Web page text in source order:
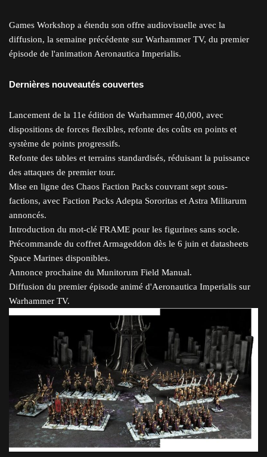
Games Workshop a étendu son offre audiovisuelle avec la
diffusion, la semaine précédente sur Warhammer TV, du premier
épisode de l'animation Aeronautica Imperialis.
Dernières nouveautés couvertes
Lancement de la 11e édition de Warhammer 40,000, avec
dispositions de forces flexibles, refonte des coûts en points et
système de points progressifs.
Refonte des tables et terrains standardisés, réduisant la puissance
des attaques de premier tour.
Mise en ligne des Chaos Faction Packs couvrant sept sous-
factions, avec Faction Packs Adepta Sororitas et Astra Militarum
annoncés.
Introduction du mot-clé FRAME pour les figurines sans socle.
Précommande du coffret Armageddon dès le 6 juin et datasheets
Space Marines disponibles.
Annonce prochaine du Munitorum Field Manual.
Diffusion du premier épisode animé d'Aeronautica Imperialis sur
Warhammer TV.